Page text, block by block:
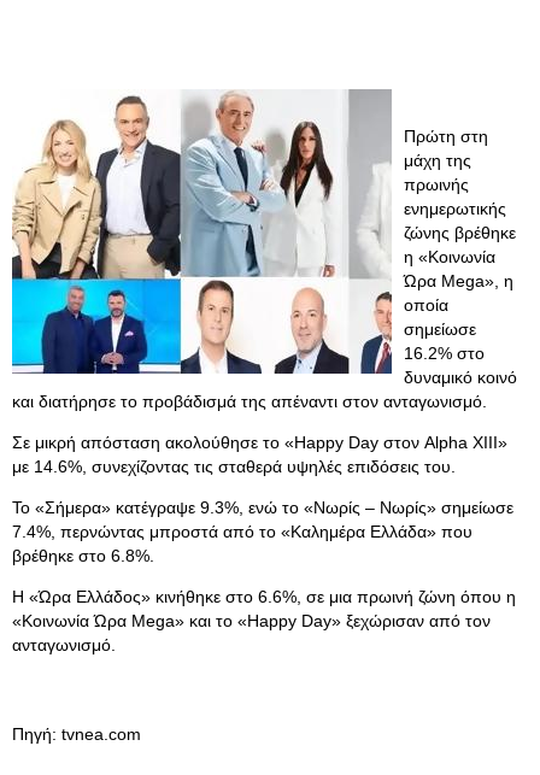
Πρώτη στη
μάχη της
πρωινής
ενημερωτικής
ζώνης βρέθηκε
η «Κοινωνία
Ώρα Mega», η
οποία
σημείωσε
16.2% στο
δυναμικό κοινό
και διατήρησε το προβάδισμά της απέναντι στον ανταγωνισμό.
Σε μικρή απόσταση ακολούθησε το «Happy Day στον Alpha XIII»
με 14.6%, συνεχίζοντας τις σταθερά υψηλές επιδόσεις του.
Το «Σήμερα» κατέγραψε 9.3%, ενώ το «Νωρίς – Νωρίς» σημείωσε
7.4%, περνώντας μπροστά από το «Καλημέρα Ελλάδα» που
βρέθηκε στο 6.8%.
Η «Ώρα Ελλάδος» κινήθηκε στο 6.6%, σε μια πρωινή ζώνη όπου η
«Κοινωνία Ώρα Mega» και το «Happy Day» ξεχώρισαν από τον
ανταγωνισμό.
Πηγή: tvnea.com